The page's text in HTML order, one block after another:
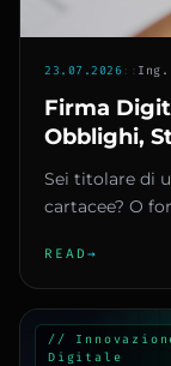
23.07.2026:: Ing.
Firma
Obblighi,
Sanzioni
Sei titolare di
cartacee? O
READ →
//
Digitale